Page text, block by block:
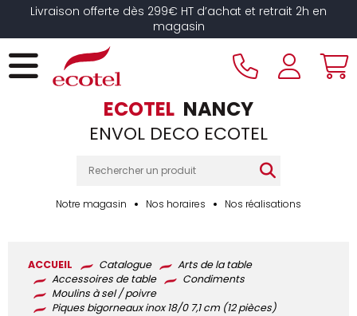
Livraison offerte dès 299€ HT d’achat et retrait 2h en
magasin
ECOTEL NANCY
ENVOL DECO ECOTEL
Notre magasin Nos horaires Nos réalisations
ACCUEIL Catalogue
Arts de la table
Accessoires de table
Condiments
Moulins à sel / poivre
Piques bigorneaux inox 18/0 7,1 cm (12 pièces)
Panneau de gestion des cookies